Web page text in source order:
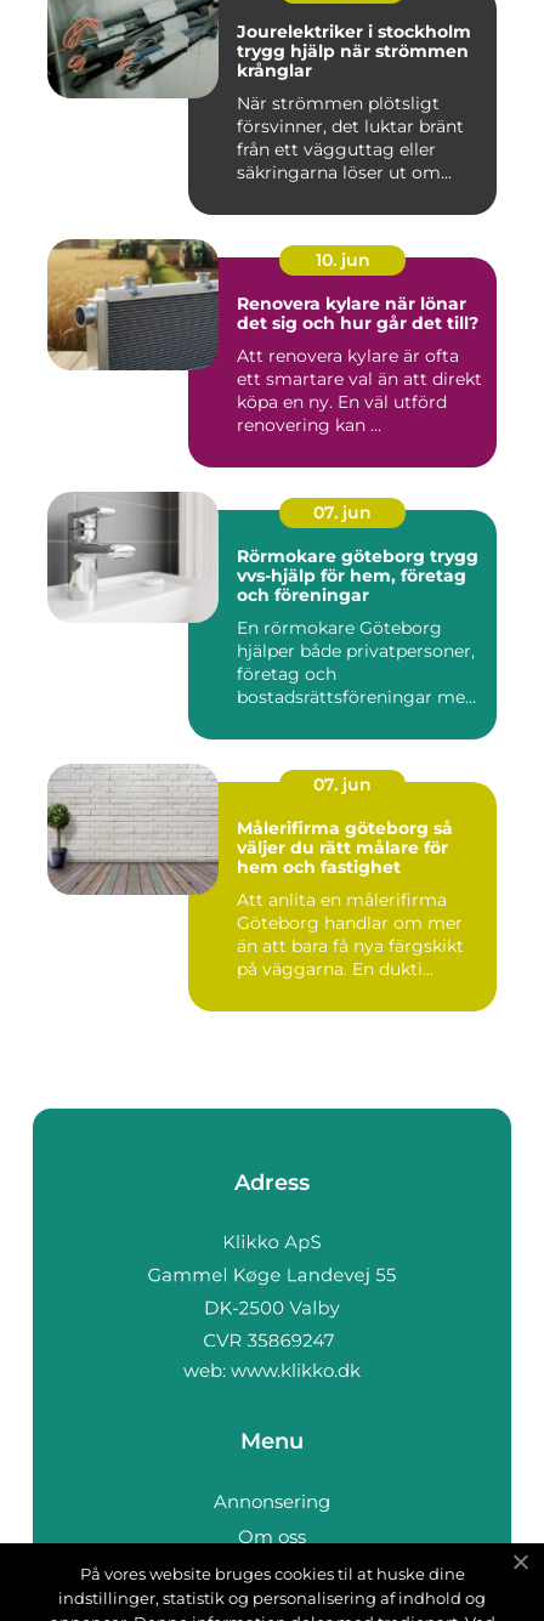
Jourelektriker i stockholm
trygg hjälp när strömmen
krånglar
När strömmen plötsligt
försvinner, det luktar bränt
från ett vägguttag eller
säkringarna löser ut om...
10. jun
Renovera kylare när lönar
det sig och hur går det till?
Att renovera kylare är ofta
ett smartare val än att direkt
köpa en ny. En väl utförd
renovering kan ...
07. jun
Rörmokare göteborg trygg
vvs-hjälp för hem, företag
och föreningar
En rörmokare Göteborg
hjälper både privatpersoner,
företag och
bostadsrättsföreningar med
07. jun
Målerifirma göteborg så
väljer du rätt målare för
hem och fastighet
Att anlita en målerifirma
Göteborg handlar om mer
än att bara få nya färgskikt
på väggarna. En dukti...
Adress
web: www.klikko.dk
Menu
Annonsering
Om oss
Cookies
Kontakta oss
På vores website bruges cookies til at huske dine
indstillinger, statistik og personalisering af indhold og